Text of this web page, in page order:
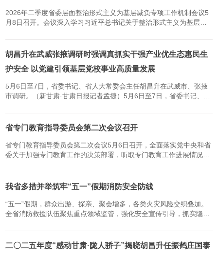
2026年二季度省委层面整治形式主义为基层减负专项工作机制会议5
月8日召开。会议深入学习习近平总书记关于整治形式主义为基层减
署，安排下一阶段重点工作。省委常委、省委秘书长、省委层面专
项...
胡昌升在武威张掖调研时强调真抓实干强产业优生态惠民生
护安全 以党建引领基层党校事业高质量发展
5月6日至7日，省委书记、省人大常委会主任胡昌升在武威市、张掖
市调研。（新甘肃·甘肃日报记者孟捷）5月6日至7日，省委书记、省
学习教育和中央巡视反馈问题整改落实情况，调研产业发展、“三...
省专门教育指导委员会第二次会议召开
省专门教育指导委员会第二次会议5月6日召开，全面落实党中央和省
委关于加强专门教育工作的决策部署，听取专门教育工作进展情况，
罪工作走深走实。省委常委、省委政法委书记刘长根出席并讲话...
我省多措并举筑牢“五一”假期消防安全防线
“五一”假期，群众出游、探亲、聚会增多，各类火灾风险交织叠加。
全省消防救援队伍聚焦重点领域监管，强化安全宣传引导，抓实隐患
消防部门紧盯商业综合体、化工园区、餐饮娱乐、旅游景区及...
二〇二五年度“感动甘肃·陇人骄子”揭晓胡昌升任振鹤庄国泰